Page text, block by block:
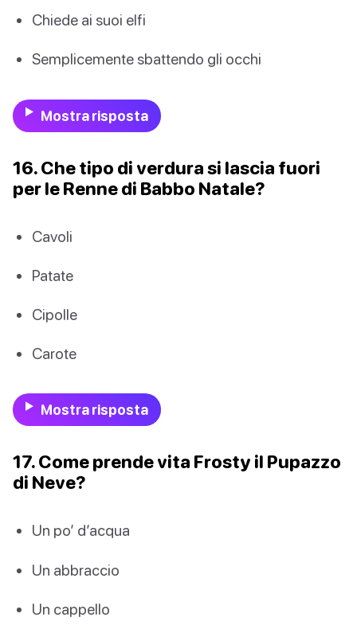
Chiede ai suoi elfi
Semplicemente sbattendo gli occhi
Mostra risposta
16. Che tipo di verdura si lascia fuori
per le Renne di Babbo Natale?
Cavoli
Patate
Cipolle
Carote
Mostra risposta
17. Come prende vita Frosty il Pupazzo
di Neve?
Un po’ d’acqua
Un abbraccio
Un cappello